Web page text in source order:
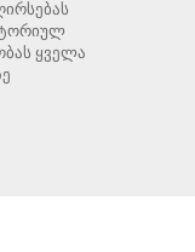
ყველა